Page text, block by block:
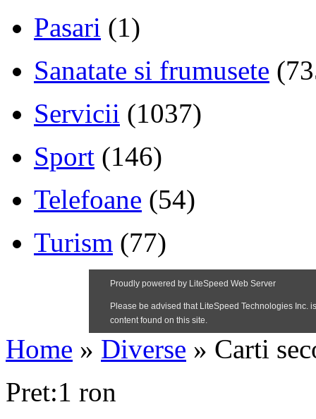
Pasari (1)
Sanatate si frumusete
Servicii (1037)
Sport (146)
Telefoane (54)
Turism (77)
Home » Diverse » Carti
Pret:1 ron